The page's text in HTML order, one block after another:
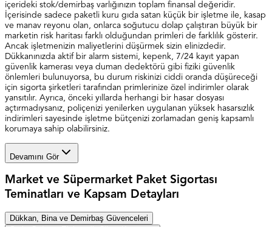
içerideki stok/demirbaş varlığınızın toplam finansal değeridir.
İçerisinde sadece paketli kuru gıda satan küçük bir işletme ile, kasap
ve manav reyonu olan, onlarca soğutucu dolap çalıştıran büyük bir
marketin risk haritası farklı olduğundan primleri de farklılık gösterir.
Ancak işletmenizin maliyetlerini düşürmek sizin elinizdedir.
Dükkanınızda aktif bir alarm sistemi, kepenk, 7/24 kayıt yapan
güvenlik kamerası veya duman dedektörü gibi fiziki güvenlik
önlemleri bulunuyorsa, bu durum riskinizi ciddi oranda düşüreceği
için sigorta şirketleri tarafından primlerinize özel indirimler olarak
yansıtılır. Ayrıca, önceki yıllarda herhangi bir hasar dosyası
açtırmadıysanız, poliçenizi yenilerken uygulanan yüksek hasarsızlık
indirimleri sayesinde işletme bütçenizi zorlamadan geniş kapsamlı
korumaya sahip olabilirsiniz.
Devamını Gör
Market ve Süpermarket Paket Sigortası
Teminatları ve Kapsam Detayları
Dükkan, Bina ve Demirbaş Güvenceleri